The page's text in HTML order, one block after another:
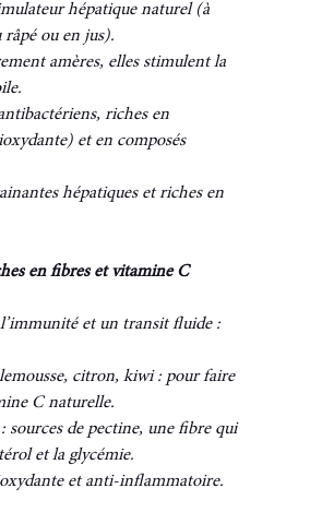
hépatique naturel (à
ou en jus).
amères, elles stimulent la
riches en
et en composés
hépatiques et riches en
en fibres et vitamine C
et un transit fluide :
citron, kiwi : pour faire
C naturelle.
sources de pectine, une fibre qui
et la glycémie.
et anti-inflammatoire.